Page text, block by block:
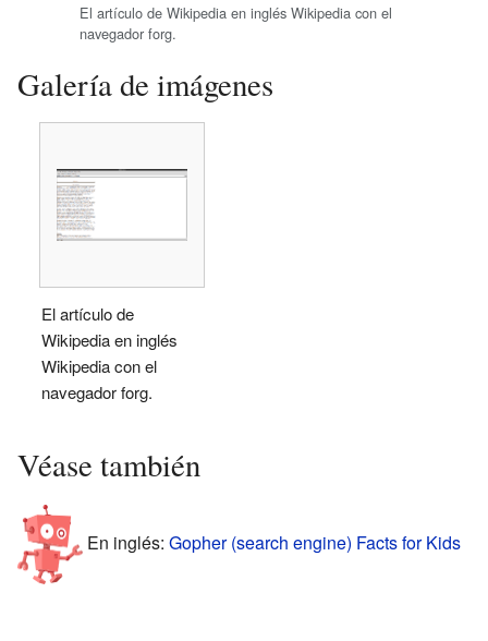
El artículo de Wikipedia en inglés Wikipedia con el
navegador forg.
Galería de imágenes
El artículo de
Wikipedia en inglés
Wikipedia con el
navegador forg.
Véase también
En inglés: Gopher (search engine) Facts for Kids